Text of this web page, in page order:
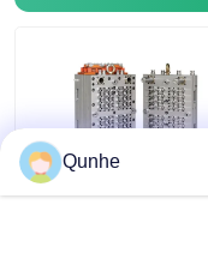
componentes
Qunhe